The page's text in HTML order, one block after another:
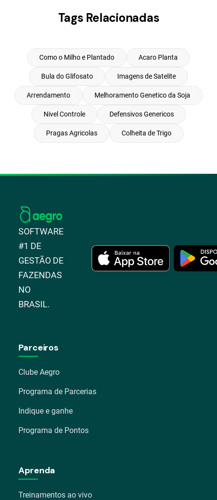
Tags Relacionadas
Como o Milho e Plantado Acaro Planta
Bula do Glifosato Imagens de Satelite
Arrendamento Melhoramento Genetico da Soja
Nivel Controle Defensivos Genericos
Pragas Agricolas Colheita de Trigo
SOFTWARE
#1 DE
GESTÃO DE
FAZENDAS
NO
BRASIL.
Parceiros
Clube Aegro
Programa de Parcerias
Indique e ganhe
Programa de Pontos
Aprenda
Treinamentos ao vivo